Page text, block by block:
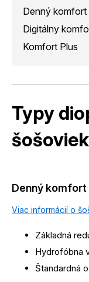
Denný komfort
Digitálny
Komfort Plus
Typy
šošoviek
Denný komfort
Viac informácií o
Základná
Hydrofóbna
Štandardná